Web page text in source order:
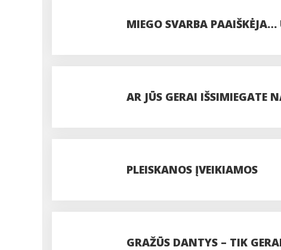
MIEGO SVARBA
AR JŪS GERAI IŠSIMIEGATE
PLEISKANOS ĮVEIKIAMOS
GRAŽŪS DANTYS – TIK